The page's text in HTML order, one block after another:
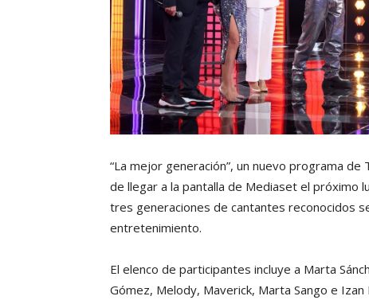
“La mejor generación”, un nuevo programa
de llegar a la pantalla de Mediaset el próximo
tres generaciones de cantantes reconocidos
entretenimiento.
El elenco de participantes incluye a Marta
Gómez, Melody, Maverick, Marta Sango e